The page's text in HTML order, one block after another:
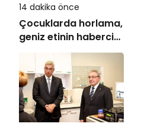
14 dakika önce
Çocuklarda horlama,
geniz etinin habercisi
olabilir!